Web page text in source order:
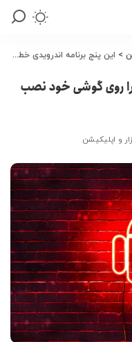
> این پنج برنامه اندرویدی خطرناک را روی گوشی خود نصب نکنید
را روی گوشی خود نصب
و اپلیکیشن